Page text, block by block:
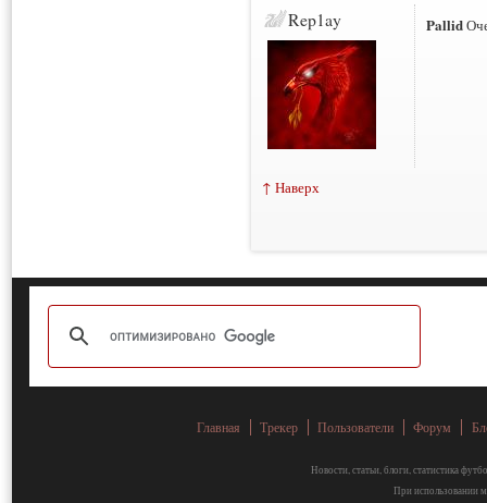
Rep1ay Pallid
↑ Наверх
Главная Трекер Пользователи Форум
Новости, статьи, блоги, статистика
При использовании